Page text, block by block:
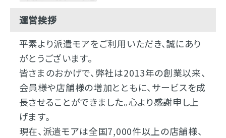
運営挨拶
平素より派遣モアをご利用いただき、誠にあり
がとうございます。
皆さまのおかげで、弊社は2013年の創業以来、
会員様や店舗様の増加とともに、サービスを成
長させることができました。心より感謝申し上
げます。
現在、派遣モアは全国7,000件以上の店舗様、